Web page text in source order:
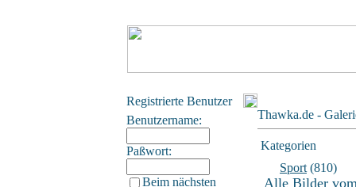
Registrierte Benutzer
Benutzername:
Paßwort:
Beim nächsten
Thawka.de -
Kategorien
Sport (810)
Alle Bilder